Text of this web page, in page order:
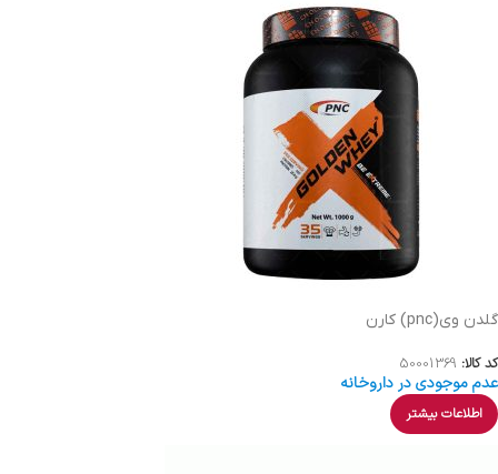
گلدن وی(pnc) کارن
کد کالا: 50001369
عدم موجودی در داروخانه
اطلاعات بیشتر